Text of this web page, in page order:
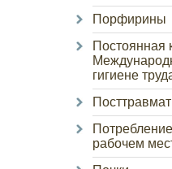
Порфирины
Постоянная
гигиене
рабочем